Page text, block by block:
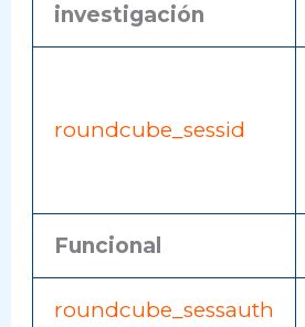
investigación
roundcube_sessid
Funcional
roundcube_sessauth